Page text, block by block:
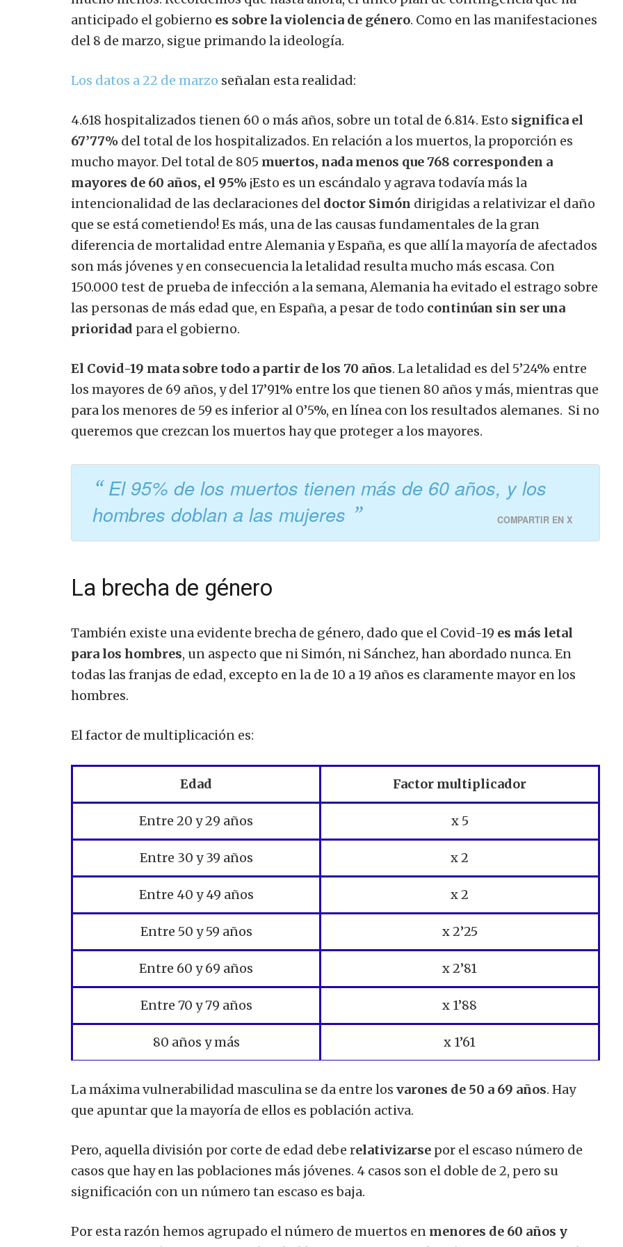
anticipado el gobierno es sobre la violencia de género. Como en las manifestaciones
del 8 de marzo, sigue primando la ideología.
Los datos a 22 de marzo señalan esta realidad:
4.618 hospitalizados tienen 60 o más años, sobre un total de 6.814. Esto significa el
67’77% del total de los hospitalizados. En relación a los muertos, la proporción es
mucho mayor. Del total de 805 muertos, nada menos que 768 corresponden a
mayores de 60 años, el 95% ¡Esto es un escándalo y agrava todavía más la
intencionalidad de las declaraciones del doctor Simón dirigidas a relativizar el daño
que se está cometiendo! Es más, una de las causas fundamentales de la gran
diferencia de mortalidad entre Alemania y España, es que allí la mayoría de afectados
son más jóvenes y en consecuencia la letalidad resulta mucho más escasa. Con
150.000 test de prueba de infección a la semana, Alemania ha evitado el estrago sobre
las personas de más edad que, en España, a pesar de todo continúan sin ser una
prioridad para el gobierno.
El Covid-19 mata sobre todo a partir de los 70 años. La letalidad es del 5’24% entre
los mayores de 69 años, y del 17’91% entre los que tienen 80 años y más, mientras que
para los menores de 59 es inferior al 0’5%, en línea con los resultados alemanes. Si no
queremos que crezcan los muertos hay que proteger a los mayores.
El 95% de los muertos tienen más de 60 años, y los
hombres doblan a las mujeres
COMPARTIR EN X
La brecha de género
También existe una evidente brecha de género, dado que el Covid-19 es más letal
para los hombres, un aspecto que ni Simón, ni Sánchez, han abordado nunca. En
todas las franjas de edad, excepto en la de 10 a 19 años es claramente mayor en los
hombres.
El factor de multiplicación es:
Edad Factor multiplicador
Entre 20 y 29 años x 5
Entre 30 y 39 años x 2
Entre 40 y 49 años x 2
Entre 50 y 59 años x 2’25
Entre 60 y 69 años x 2’81
Entre 70 y 79 años x 1’88
80 años y más x 1’61
La máxima vulnerabilidad masculina se da entre los varones de 50 a 69 años. Hay
que apuntar que la mayoría de ellos es población activa.
Pero, aquella división por corte de edad debe relativizarse por el escaso número de
casos que hay en las poblaciones más jóvenes. 4 casos son el doble de 2, pero su
significación con un número tan escaso es baja.
Por esta razón hemos agrupado el número de muertos en menores de 60 años y